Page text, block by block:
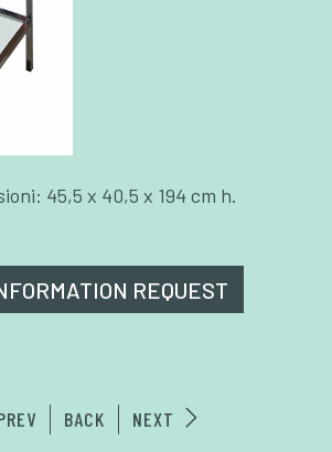
45,5 x 40,5 x 194 cm h.
REQUEST
BACK NEXT